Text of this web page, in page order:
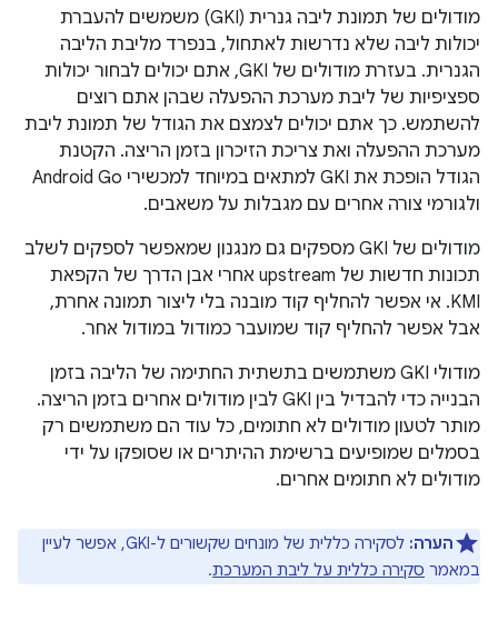
מודולים של תמונת ליבה גנרית (GKI) משמשים להעברת
יכולות ליבה שלא נדרשות לאתחול, בנפרד מליבת הליבה
הגנרית. בעזרת מודולים של GKI, אתם יכולים לבחור יכולות
ספציפיות של ליבת מערכת ההפעלה שבהן אתם רוצים
להשתמש. כך אתם יכולים לצמצם את הגודל של תמונת ליבת
מערכת ההפעלה ואת צריכת הזיכרון בזמן הריצה. הקטנת
הגודל הופכת את GKI למתאים במיוחד למכשירי Android Go
ולגורמי צורה אחרים עם מגבלות על משאבים.
מודולים של GKI מספקים גם מנגנון שמאפשר לספקים לשלב
תכונות חדשות של upstream אחרי אבן הדרך של הקפאת
KMI. אי אפשר להחליף קוד מובנה בלי ליצור תמונה אחרת,
אבל אפשר להחליף קוד שמועבר כמודול במודול אחר.
מודולי GKI משתמשים בתשתית החתימה של הליבה בזמן
הבנייה כדי להבדיל בין GKI לבין מודולים אחרים בזמן הריצה.
מותר לטעון מודולים לא חתומים, כל עוד הם משתמשים רק
בסמלים שמופיעים ברשימת ההיתרים או שסופקו על ידי
מודולים לא חתומים אחרים.
הערה:
לסקירה כללית של מונחים שקשורים ל-GKI, אפשר לעיין
במאמר סקירה כללית על ליבת המערכת.